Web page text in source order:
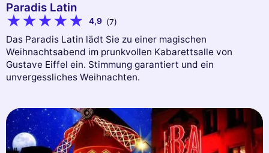
Paradis Latin
4,9 (7)
Das Paradis Latin lädt Sie zu einer magischen
Weihnachtsabend im prunkvollen Kabarettsalle von
Gustave Eiffel ein. Stimmung garantiert und ein
unvergessliches Weihnachten.